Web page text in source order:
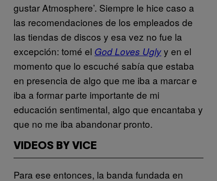
gustar Atmosphere’. Siempre le hice caso a
las recomendaciones de los empleados de
las tiendas de discos y esa vez no fue la
excepción: tomé el God Loves Uglyy en el
momento que lo escuché sabía que estaba
en presencia de algo que me iba a marcar e
iba a formar parte importante de mi
educación sentimental, algo que encantaba y
que no me iba abandonar pronto.
VIDEOS BY VICE
Para ese entonces, la banda fundada en